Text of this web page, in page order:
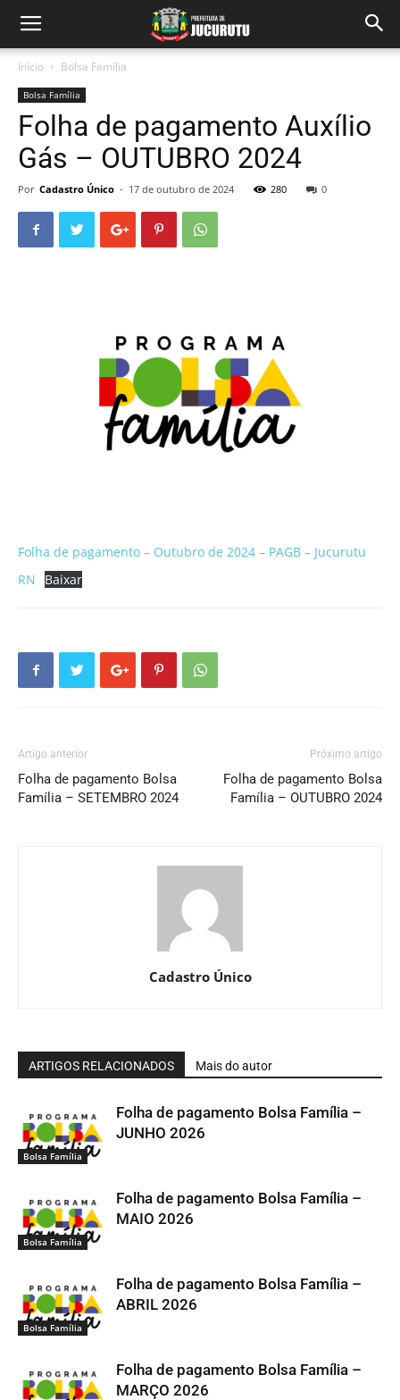
Início Bolsa Família
Bolsa Família
Folha de pagamento Auxílio
Gás – OUTUBRO 2024
Por Cadastro Único - 17 de outubro de 2024 280 0
Folha de pagamento – Outubro de 2024 – PAGB – Jucurutu
RN
Baixar
Artigo anterior
Folha de pagamento Bolsa
Família – SETEMBRO 2024
Próximo artigo
Folha de pagamento Bolsa
Família – OUTUBRO 2024
Cadastro Único
ARTIGOS RELACIONADOS Mais do autor
Bolsa Família
Folha de pagamento Bolsa Família –
JUNHO 2026
Bolsa Família
Folha de pagamento Bolsa Família –
MAIO 2026
Bolsa Família
Folha de pagamento Bolsa Família –
ABRIL 2026
Folha de pagamento Bolsa Família –
MARÇO 2026